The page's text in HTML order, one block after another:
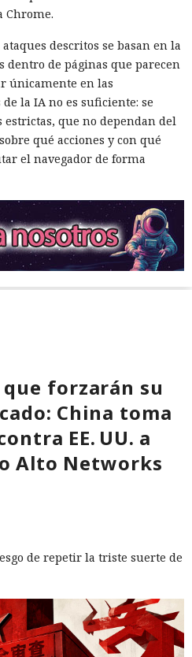
Chrome.
descritos se basan en la
de páginas que parecen
únicamente en las
la IA no es suficiente: se
que no dependan del
qué acciones y con qué
el navegador de forma
forzarán su
China toma
EE. UU. a
Alto Networks
de repetir la triste suerte de